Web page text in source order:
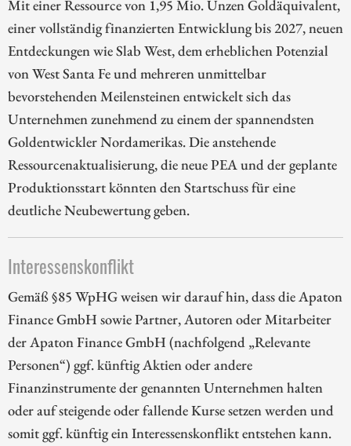
Mit einer Ressource von 1,95 Mio. Unzen Goldäquivalent,
einer vollständig finanzierten Entwicklung bis 2027, neuen
Entdeckungen wie Slab West, dem erheblichen Potenzial
von West Santa Fe und mehreren unmittelbar
bevorstehenden Meilensteinen entwickelt sich das
Unternehmen zunehmend zu einem der spannendsten
Goldentwickler Nordamerikas. Die anstehende
Ressourcenaktualisierung, die neue PEA und der geplante
Produktionsstart könnten den Startschuss für eine
deutliche Neubewertung geben.
Interessenskonflikt
Gemäß §85 WpHG weisen wir darauf hin, dass die Apaton
Finance GmbH sowie Partner, Autoren oder Mitarbeiter
der Apaton Finance GmbH (nachfolgend „Relevante
Personen“) ggf. künftig Aktien oder andere
Finanzinstrumente der genannten Unternehmen halten
oder auf steigende oder fallende Kurse setzen werden und
somit ggf. künftig ein Interessenskonflikt entstehen kann.